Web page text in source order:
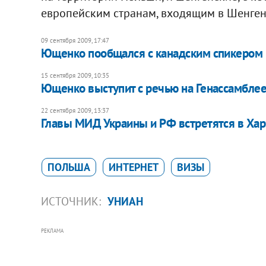
европейским странам, входящим в
09 сентября 2009, 17:47
Ющенко пообщался с канадским спикером
15 сентября 2009, 10:35
Ющенко выступит с речью на
22 сентября 2009, 13:37
Главы МИД Украины и РФ встретятся в
ПОЛЬША ИНТЕРНЕТ ВИЗЫ
ИСТОЧНИК: УНИАН
РЕКЛАМА